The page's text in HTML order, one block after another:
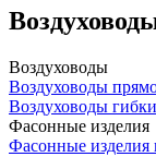
Воздуховоды
Воздуховоды
Воздуховоды
Фасонные изделия
Фасонные изделия